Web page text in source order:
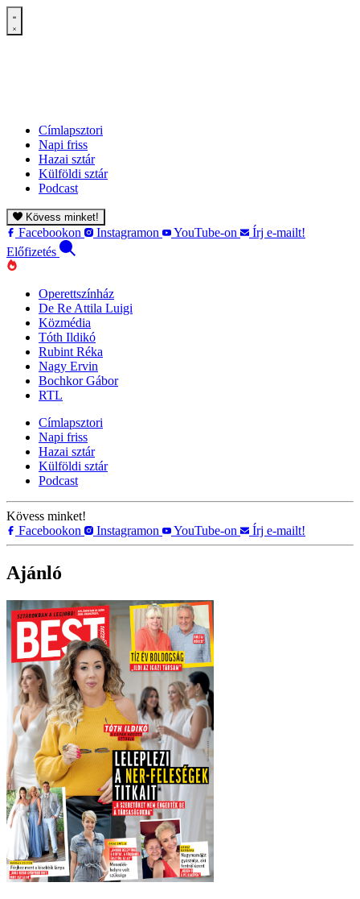
Címlapsztori
Napi friss
Hazai sztár
Külföldi sztár
Podcast
Kövess minket!
Facebookon Instagramon YouTube-on
Írj e-mailt!
Előfizetés
Operettszínház
De Re Attila Luigi
Közmédia
Tóth Ildikó
Rubint Réka
Nagy Ervin
Bochkor Gábor
RTL
Címlapsztori
Napi friss
Hazai sztár
Külföldi sztár
Podcast
Kövess minket!
Facebookon
Instagramon YouTube-on Írj e-mailt!
Ajánló